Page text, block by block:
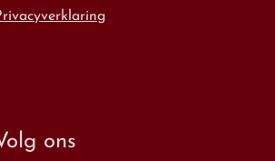
ons